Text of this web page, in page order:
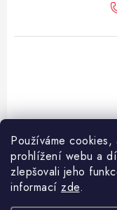
Používáme cookies,
prohlížení webu a
zlepšovali jeho
informací zde.
Z
Facebook